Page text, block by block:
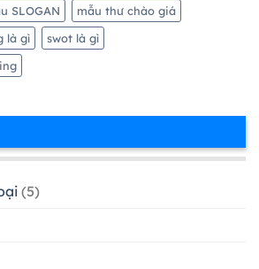
SLOGAN
mẫu thư chào giá
là gì
swot là gì
(5)